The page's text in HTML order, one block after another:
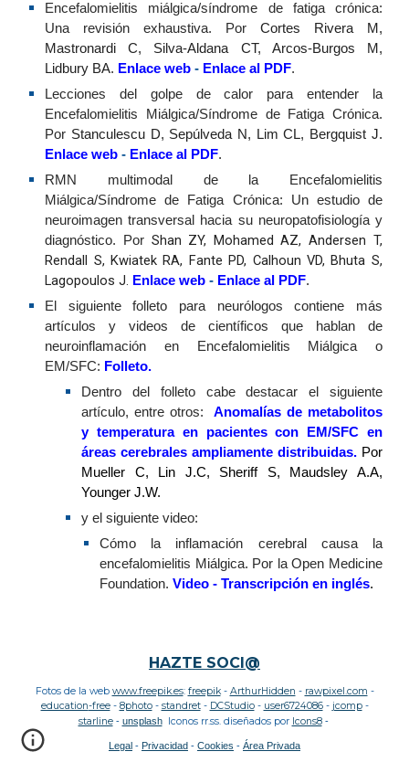
Encefalomielitis miálgica/síndrome de fatiga crónica:
Una revisión exhaustiva. Por Cortes Rivera M,
Mastronardi C, Silva-Aldana CT, Arcos-Burgos M,
Lidbury BA. Enlace web - Enlace al PDF.
Lecciones del golpe de calor para entender la
Encefalomielitis Miálgica/Síndrome de Fatiga Crónica.
Por Stanculescu D, Sepúlveda N, Lim CL, Bergquist J.
Enlace web - Enlace al PDF.
RMN multimodal de la Encefalomielitis
Miálgica/Síndrome de Fatiga Crónica: Un estudio de
neuroimagen transversal hacia su neuropatofisiología y
diagnóstico. Por Shan ZY, Mohamed AZ, Andersen T,
Rendall S, Kwiatek RA, Fante PD, Calhoun VD, Bhuta S,
Lagopoulos J. Enlace web - Enlace al PDF.
El siguiente folleto para neurólogos contiene más
artículos y videos de científicos que hablan de
neuroinflamación en Encefalomielitis Miálgica o
EM/SFC: Folleto.
Dentro del folleto cabe destacar el siguiente
artículo, entre otros:Anomalías de metabolitos
y temperatura en pacientes con EM/SFC en
áreas cerebrales ampliamente distribuidas. Por
Mueller C, Lin J.C, Sheriff S, Maudsley A.A,
Younger J.W.
y el siguiente video:
Cómo la inflamación cerebral causa la
encefalomielitis Miálgica. Por la Open Medicine
Foundation.Video -Transcripción en inglés.
HAZTE SOCI@
Fotos de la web www.freepik.es: freepik- ArthurHidden - rawpixel.com -
education-free- 8photo- standret- DCStudio- user6724086- jcomp-
starline - unsplash Iconos rr.ss. diseñados por Icons8 -
Legal - Privacidad - Cookies - Área Privada